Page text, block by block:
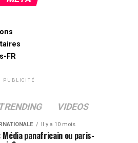
FR
PUBLICITÉ
TRENDING VIDEOS
Il y a 10 mois
Média panafricain ou paris-